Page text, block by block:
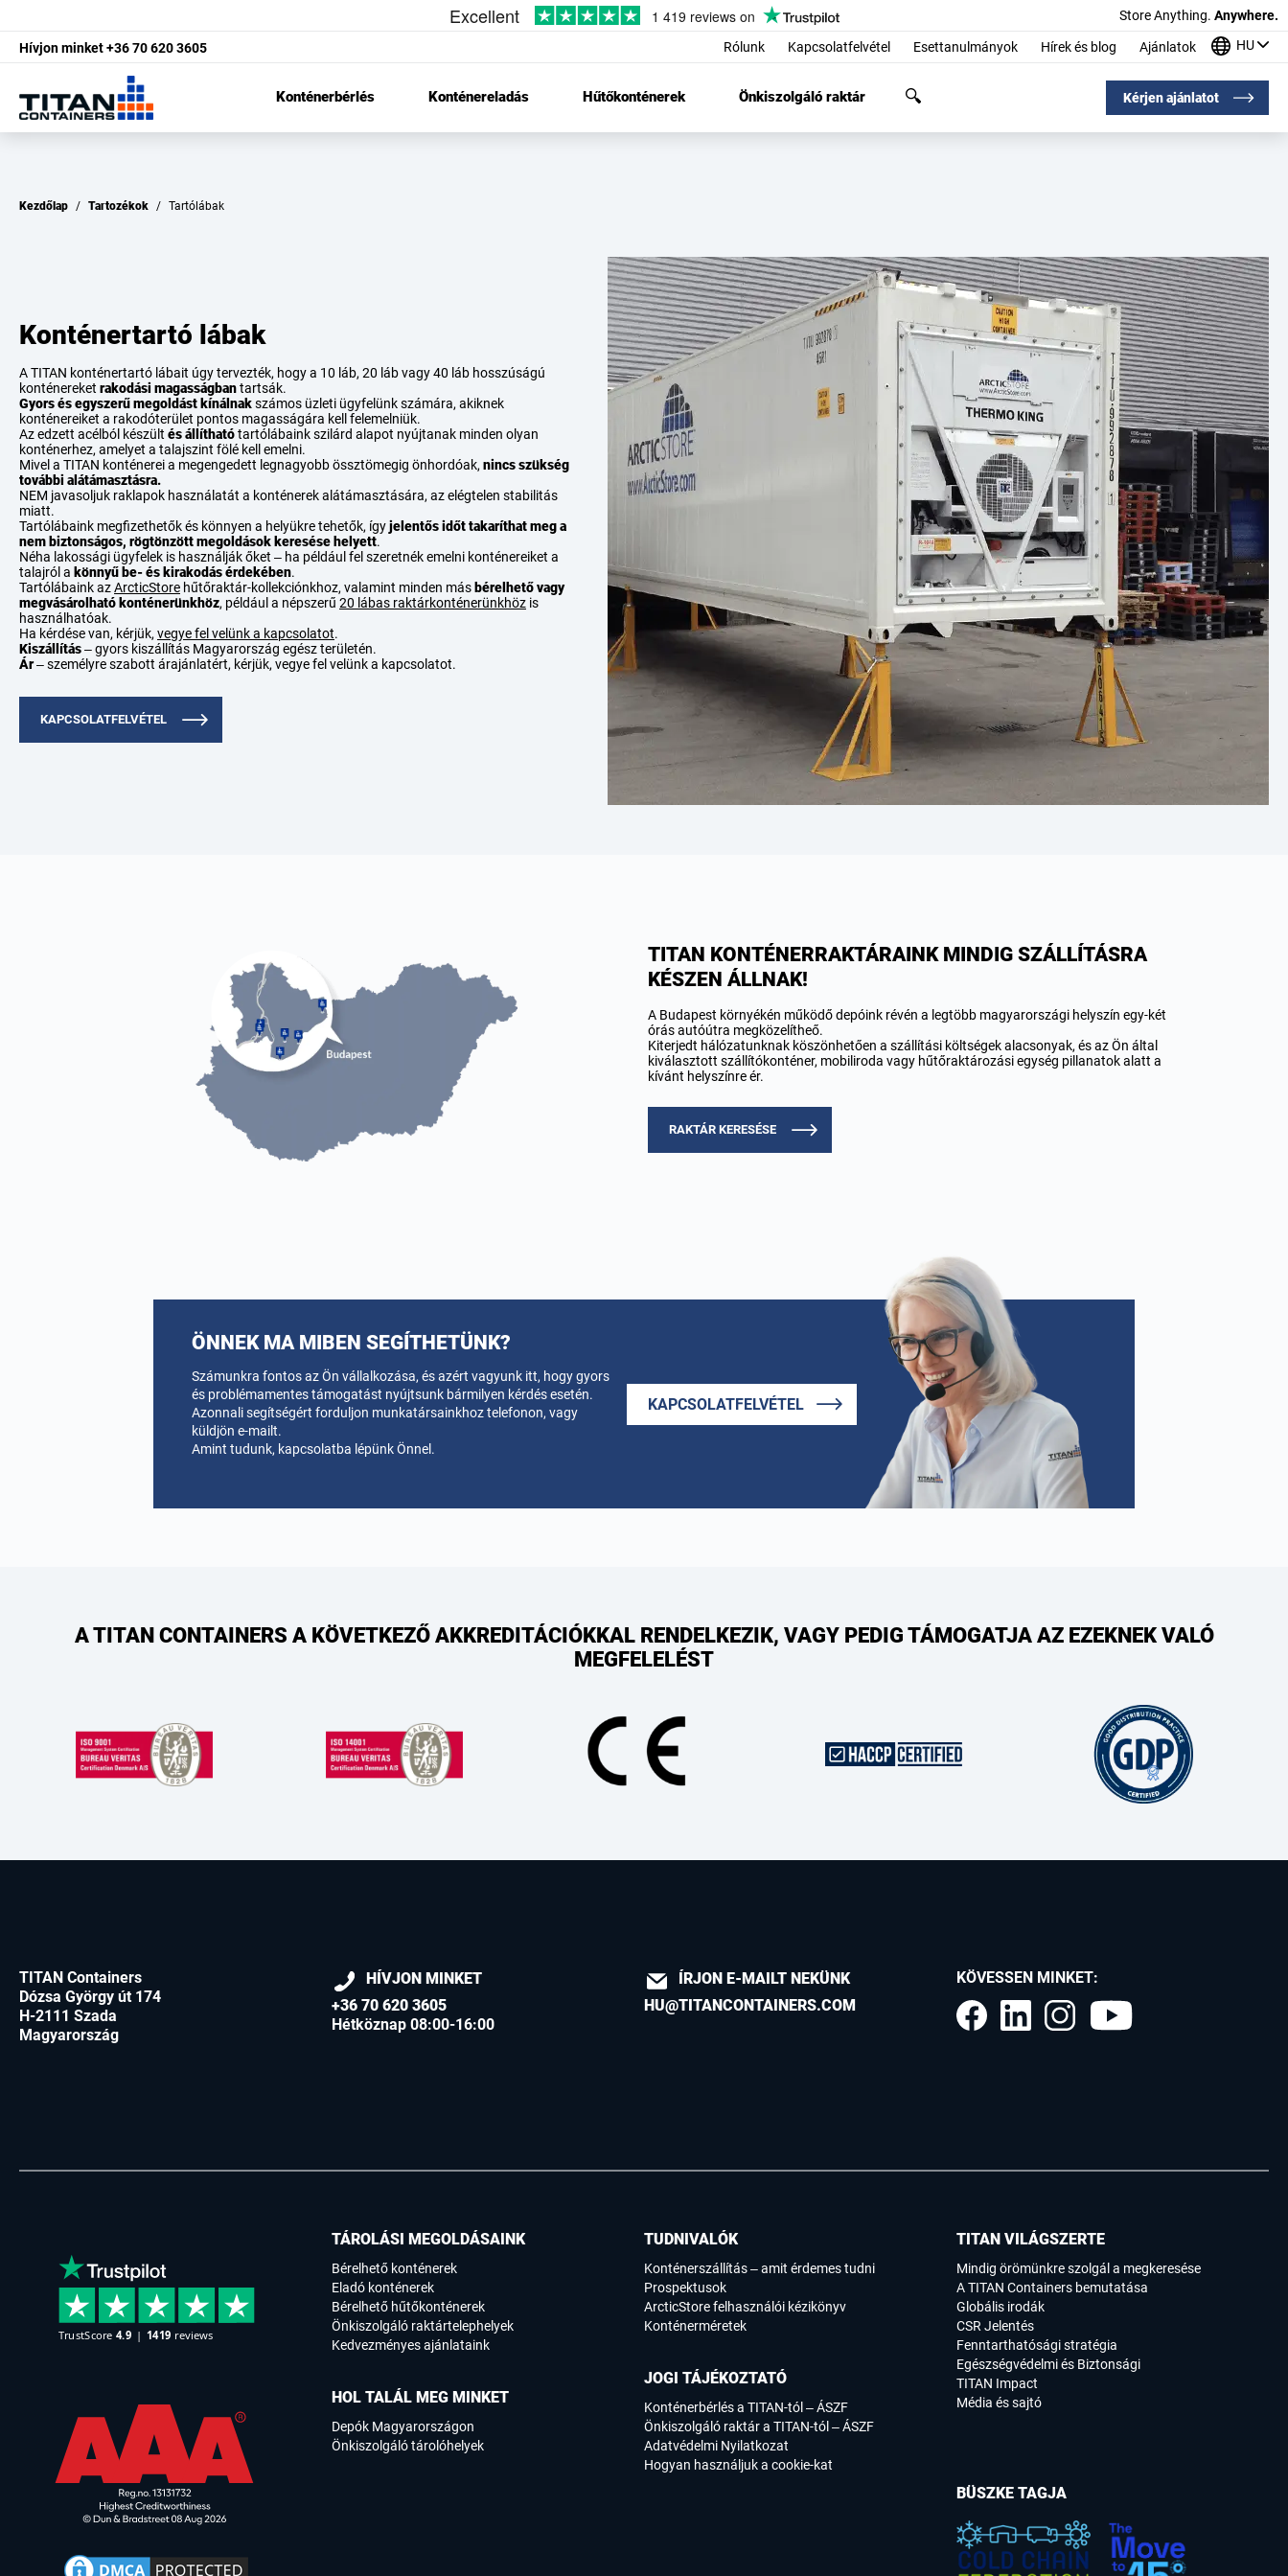
Store Anything. Anywhere.
Hívjon minket+36 70 620 3605 Rólunk Kapcsolatfelvétel Esettanulmányok Hírek és blog Ajánlatok HU
Konténerbérlés Konténereladás Hűtőkonténerek Önkiszolgáló raktár Kérjen ajánlatot
Kezdőlap / Tartozékok / Tartólábak
Konténertartó lábak
A TITAN konténertartó lábait úgy tervezték, hogy a 10 láb, 20 láb vagy 40 láb hosszúságú
konténereket rakodási magasságbantartsák.
Gyors és egyszerű megoldást kínálnakszámos üzleti ügyfelünk számára, akiknek
konténereiket a rakodóterület pontos magasságára kell felemelniük.
Az edzett acélból készült és állíthatótartólábaink szilárd alapot nyújtanak minden olyan
konténerhez, amelyet a talajszint fölé kell emelni.
Mivel a TITAN konténerei a megengedett legnagyobb össztömegig önhordóak, nincs szükség
további alátámasztásra.
NEM javasoljuk raklapok használatát a konténerek alátámasztására, az elégtelen stabilitás
miatt.
Tartólábaink megfizethetők és könnyen a helyükre tehetők, ígyjelentős időttakaríthat meg a
nem biztonságos, rögtönzött megoldások keresése helyett.
Néha lakossági ügyfelek is használják őket – ha például fel szeretnék emelni konténereiket a
talajról a könnyű be- és kirakodás érdekében.
Tartólábaink azArcticStore hűtőraktár-kollekciónkhoz, valamint minden más bérelhető vagy
megvásárolható konténerünkhöz, például a népszerű 20 lábas raktárkonténerünkhöz is
használhatóak.
Ha kérdése van, kérjük, vegye fel velünk a kapcsolatot.
Kiszállítás– gyors kiszállítás Magyarország egész területén.
Ár– személyre szabott árajánlatért, kérjük, vegye fel velünk a kapcsolatot.
KAPCSOLATFELVÉTEL
TITAN KONTÉNERRAKTÁRAINK MINDIG SZÁLLÍTÁSRA
KÉSZEN ÁLLNAK!
A Budapest környékén működő depóink révén a legtöbb magyarországi helyszín egy-két
órás autóútra megközelítheő.
Kiterjedt hálózatunknak köszönhetően a szállítási költségek alacsonyak, és az Ön által
kiválasztott szállítókonténer, mobiliroda vagy hűtőraktározási egység pillanatok alatt a
kívánt helyszínre ér.
RAKTÁR KERESÉSE
ÖNNEK MA MIBEN SEGÍTHETÜNK?
Számunkra fontos az Ön vállalkozása, és azért vagyunk itt, hogy gyors
és problémamentes támogatást nyújtsunk bármilyen kérdés esetén.
Azonnali segítségért forduljon munkatársainkhoz telefonon, vagy
küldjön e-mailt.
Amint tudunk, kapcsolatba lépünk Önnel.
KAPCSOLATFELVÉTEL
A TITAN CONTAINERS A KÖVETKEZŐ AKKREDITÁCIÓKKAL RENDELKEZIK, VAGY PEDIG TÁMOGATJA AZ EZEKNEK VALÓ
MEGFELELÉST
TITAN Containers
Dózsa György út 174
H-2111 Szada
Magyarország
HÍVJON MINKET
+36 70 620 3605
Hétköznap 08:00-16:00
ÍRJON E-MAILT NEKÜNK
HU@TITANCONTAINERS.COM
KÖVESSEN MINKET:
TÁROLÁSI MEGOLDÁSAINK
Bérelhető konténerek
Eladó konténerek
Bérelhető hűtőkonténerek
Önkiszolgáló raktártelephelyek
Kedvezményes ajánlataink
HOL TALÁL MEG MINKET
Depók Magyarországon
Önkiszolgáló tárolóhelyek
TITAN VILÁGSZERTE
Mindig örömünkre szolgál a megkeresése
A TITAN Containers bemutatása
Globális irodák
CSR Jelentés
Fenntarthatósági stratégia
Egészségvédelmi és Biztonsági
TITAN Impact
Média és sajtó
TUDNIVALÓK
Konténerszállítás – amit érdemes tudni
Prospektusok
ArcticStore felhasználói kézikönyv
Konténerméretek
JOGI TÁJÉKOZTATÓ
Konténerbérlés a TITAN-tól – ÁSZF
Önkiszolgáló raktár a TITAN-tól – ÁSZF
Adatvédelmi Nyilatkozat
Hogyan használjuk a cookie-kat
BÜSZKE TAGJA